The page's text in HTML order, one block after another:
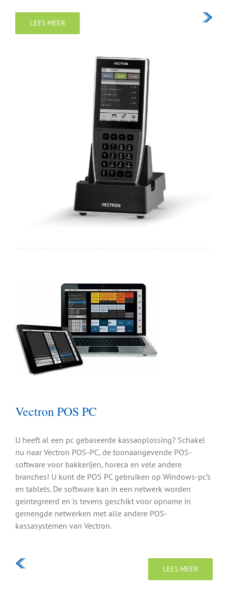
LEES MEER
Vectron POS PC
U heeft al een pc gebaseerde kassaoplossing? Schakel
nu naar Vectron POS-PC, de toonaangevende POS-
software voor bakkerijen, horeca en vele andere
branches! U kunt de POS PC gebruiken op Windows-pc’s
en tablets. De software kan in een netwerk worden
geïntegreerd en is tevens geschikt voor opname in
gemengde netwerken met alle andere POS-
kassasystemen van Vectron.
LEES MEER